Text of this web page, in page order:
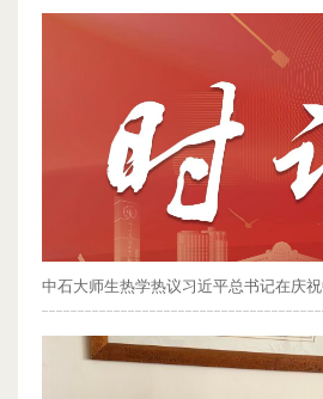
中石大师生热学热议习近平总书记在庆祝